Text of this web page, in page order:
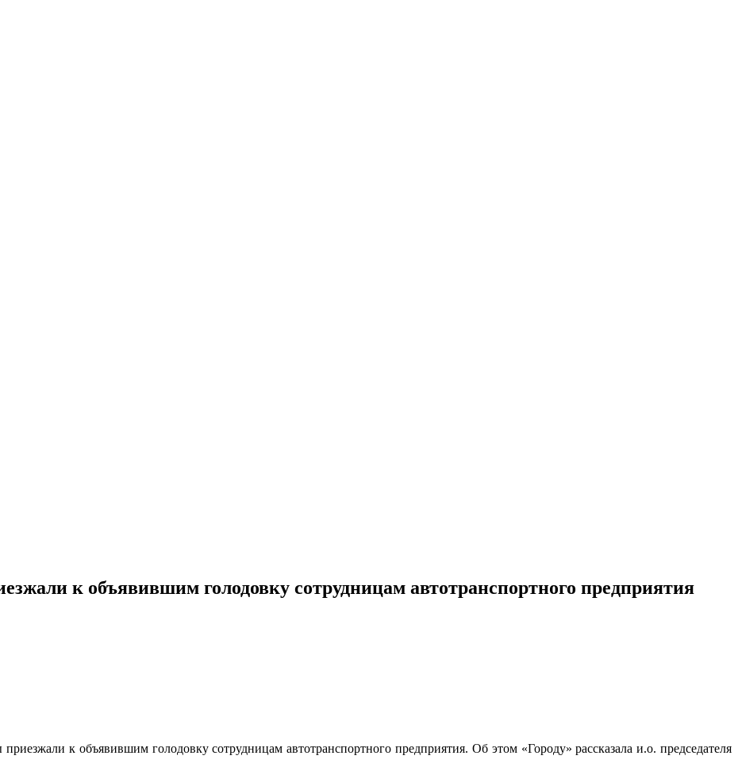
к объявившим голодовку сотрудницам автотранспортного предприятия
к объявившим голодовку сотрудницам автотранспортного предприятия. Об этом «Городу» рассказала и.о. председателя